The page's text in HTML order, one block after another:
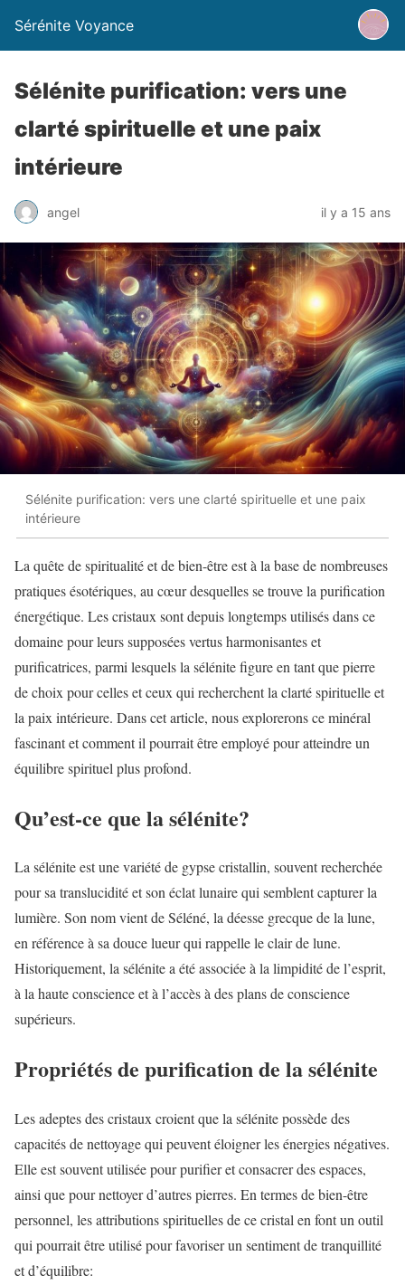
Sérénite Voyance
Sélénite purification: vers une
clarté spirituelle et une paix
intérieure
angel il y a 15 ans
Sélénite purification: vers une clarté spirituelle et une paix
intérieure
La quête de spiritualité et de bien-être est à la base de nombreuses
pratiques ésotériques, au cœur desquelles se trouve la purification
énergétique. Les cristaux sont depuis longtemps utilisés dans ce
domaine pour leurs supposées vertus harmonisantes et
purificatrices, parmi lesquels la sélénite figure en tant que pierre
de choix pour celles et ceux qui recherchent la clarté spirituelle et
la paix intérieure. Dans cet article, nous explorerons ce minéral
fascinant et comment il pourrait être employé pour atteindre un
équilibre spirituel plus profond.
Qu’est-ce que la sélénite?
La sélénite est une variété de gypse cristallin, souvent recherchée
pour sa translucidité et son éclat lunaire qui semblent capturer la
lumière. Son nom vient de Séléné, la déesse grecque de la lune,
en référence à sa douce lueur qui rappelle le clair de lune.
Historiquement, la sélénite a été associée à la limpidité de l’esprit,
à la haute conscience et à l’accès à des plans de conscience
supérieurs.
Propriétés de purification de la sélénite
Les adeptes des cristaux croient que la sélénite possède des
capacités de nettoyage qui peuvent éloigner les énergies négatives.
Elle est souvent utilisée pour purifier et consacrer des espaces,
ainsi que pour nettoyer d’autres pierres. En termes de bien-être
personnel, les attributions spirituelles de ce cristal en font un outil
qui pourrait être utilisé pour favoriser un sentiment de tranquillité
et d’équilibre: